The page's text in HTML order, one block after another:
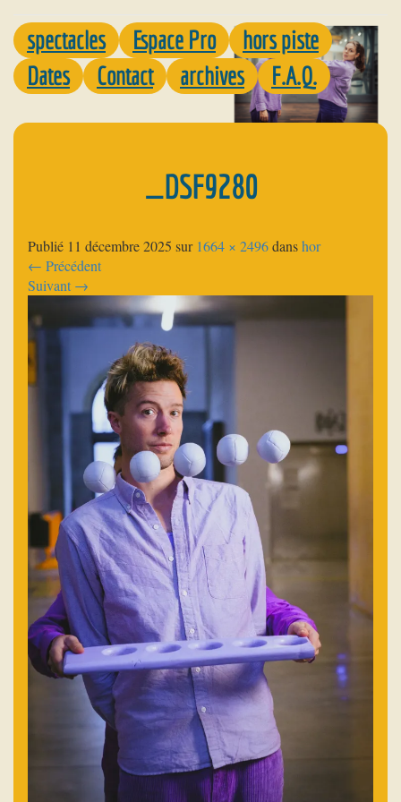
spectacles Espace Pro
hors piste
Dates
Contact archives F.A.Q.
_DSF9280
Publié 11 décembre 2025 sur 1664 × 2496danshor
← Précédent
Suivant →